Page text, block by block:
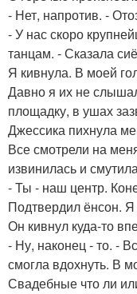
- Нет, напротив. -
- У нас скоро
танцам. - Сказала
Я кивнула. В моей
Давно я их не
площадку, в ушах
Джессика пихнула
Все смотрели на
извинилась и
- Ты - наш центр.
Подтвердил ёнсон. Я
Он кивнул куда-то
- Ну, наконец - то. -
смогла вдохнуть. В
Свадебные что ли